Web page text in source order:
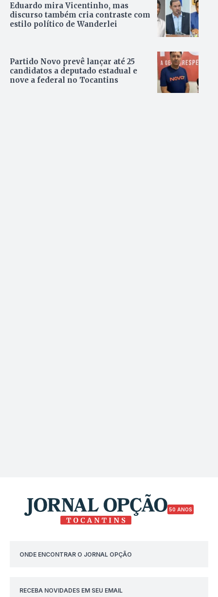
Eduardo mira Vicentinho, mas
discurso também cria contraste com
estilo político de Wanderlei
Partido Novo prevê lançar até 25
candidatos a deputado estadual e
nove a federal no Tocantins
50 ANOS
ONDE ENCONTRAR O JORNAL OPÇÃO
RECEBA NOVIDADES EM SEU EMAIL